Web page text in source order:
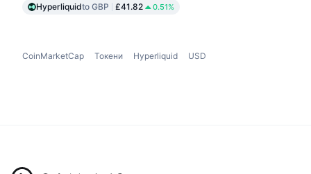
Hyperliquidto GBP £41.82 0.51%
CoinMarketCap Токени Hyperliquid USD